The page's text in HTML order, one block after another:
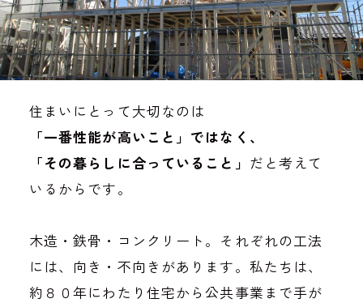
住まいにとって大切なのは
「一番性能が高いこと」ではなく、
「その暮らしに合っていること」 だと考えて
いるからです。
木造・鉄骨・コンクリート。それぞれの工法
には、向き・不向きがあります。私たちは、
約８０年にわたり住宅から公共事業まで手が